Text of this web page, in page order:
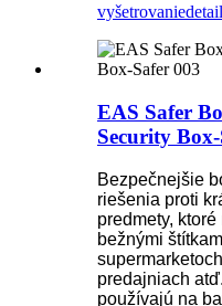
vyšetrovaniedetail
EAS Safer
Security
Bezpečnejšie
riešenia proti
predmety,
bežnými
predajniach
používajú na